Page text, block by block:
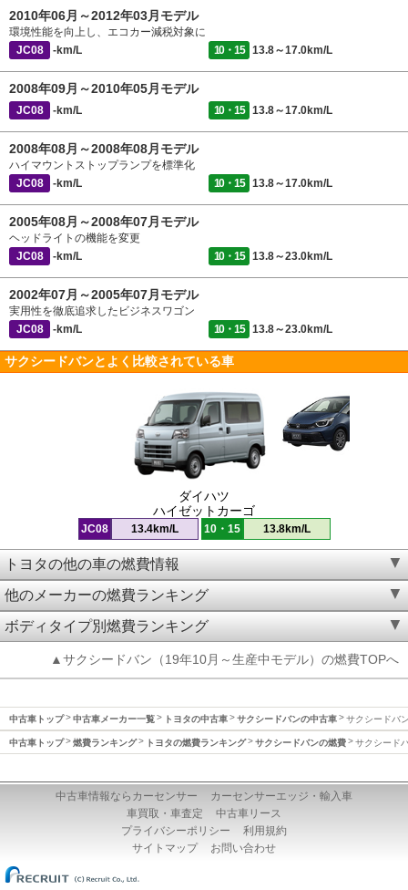
2010年06月～2012年03月モデル
環境性能を向上し、エコカー減税対象に
JC08
-km/L 10・15 13.8～17.0km/L
2008年09月～2010年05月モデル
JC08 -km/L 10・15 13.8～17.0km/L
2008年08月～2008年08月モデル
ハイマウントストップランプを標準化
JC08
-km/L 10・15 13.8～17.0km/L
2005年08月～2008年07月モデル
ヘッドライトの機能を変更
JC08
-km/L 10・15 13.8～23.0km/L
2002年07月～2005年07月モデル
実用性を徹底追求したビジネスワゴン
JC08
-km/L 10・15 13.8～23.0km/L
サクシードバンとよく比較されている車
ダイハツ
ハイゼットカーゴ
JC08 13.4km/L 10・15 13.8km/L
トヨタの他の車の燃費情報
他のメーカーの燃費ランキング
ボディタイプ別燃費ランキング
▲サクシードバン（19年10月～生産中モデル）の燃費TOPへ
中古車トップ 中古車メーカー一覧 トヨタの中古車 サクシードバンの中古車 サクシードバ
中古車トップ 燃費ランキング トヨタの燃費ランキング サクシードバンの燃費 サクシード
中古車情報ならカーセンサー
カーセンサーエッジ・輸入車
車買取・車査定
中古車リース
プライバシーポリシー
利用規約
サイトマップ
お問い合わせ